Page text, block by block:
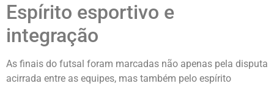
Espírito esportivo e
integração
As finais do futsal foram marcadas não apenas pela disputa
acirrada entre as equipes, mas também pelo espírito